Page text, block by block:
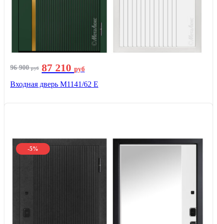
96 900руб 87 210 руб
Входная дверь М1141/62 Е
-5%